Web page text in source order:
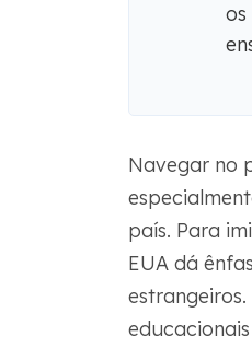
Navegar no
país. Para
EUA dá